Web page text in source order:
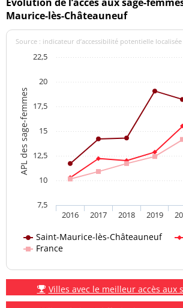
Maurice-lès-Châteauneuf
APL des sage-femmes
Source : indicateur d’accessibilité potentielle localisée
Saint-Maurice-lès-Châteauneuf
France
2016 2017 2018 2019
7,5
10
12,5
15
17,5
20
22,5
Villes avec le meilleur accès aux